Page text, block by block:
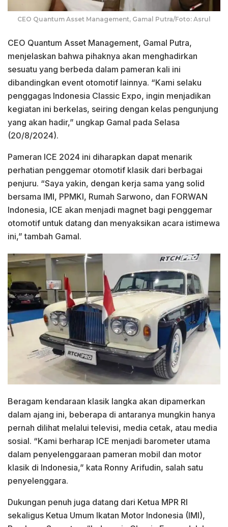
CEO Quantum Asset Management, Gamal Putra/Foto: Asrul
CEO Quantum Asset Management, Gamal Putra,
menjelaskan bahwa pihaknya akan menghadirkan
sesuatu yang berbeda dalam pameran kali ini
dibandingkan event otomotif lainnya. “Kami selaku
penggagas Indonesia Classic Expo, ingin menjadikan
kegiatan ini berkelas, seiring dengan kelas pengunjung
yang akan hadir,” ungkap Gamal pada Selasa
(20/8/2024).
Pameran ICE 2024 ini diharapkan dapat menarik
perhatian penggemar otomotif klasik dari berbagai
penjuru. “Saya yakin, dengan kerja sama yang solid
bersama IMI, PPMKI, Rumah Sarwono, dan FORWAN
Indonesia, ICE akan menjadi magnet bagi penggemar
otomotif untuk datang dan menyaksikan acara istimewa
ini,” tambah Gamal.
Beragam kendaraan klasik langka akan dipamerkan
dalam ajang ini, beberapa di antaranya mungkin hanya
pernah dilihat melalui televisi, media cetak, atau media
sosial. “Kami berharap ICE menjadi barometer utama
dalam penyelenggaraan pameran mobil dan motor
klasik di Indonesia,” kata Ronny Arifudin, salah satu
penyelenggara.
Dukungan penuh juga datang dari Ketua MPR RI
sekaligus Ketua Umum Ikatan Motor Indonesia (IMI),